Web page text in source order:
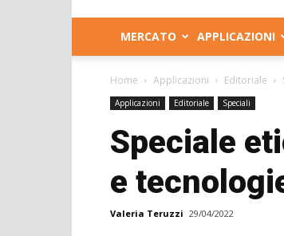
MERCATO APPLICAZIONI
Home Applicazioni Editoriale
Applicazioni Editoriale Speciali
Speciale
e
Valeria Teruzzi 29/04/2022